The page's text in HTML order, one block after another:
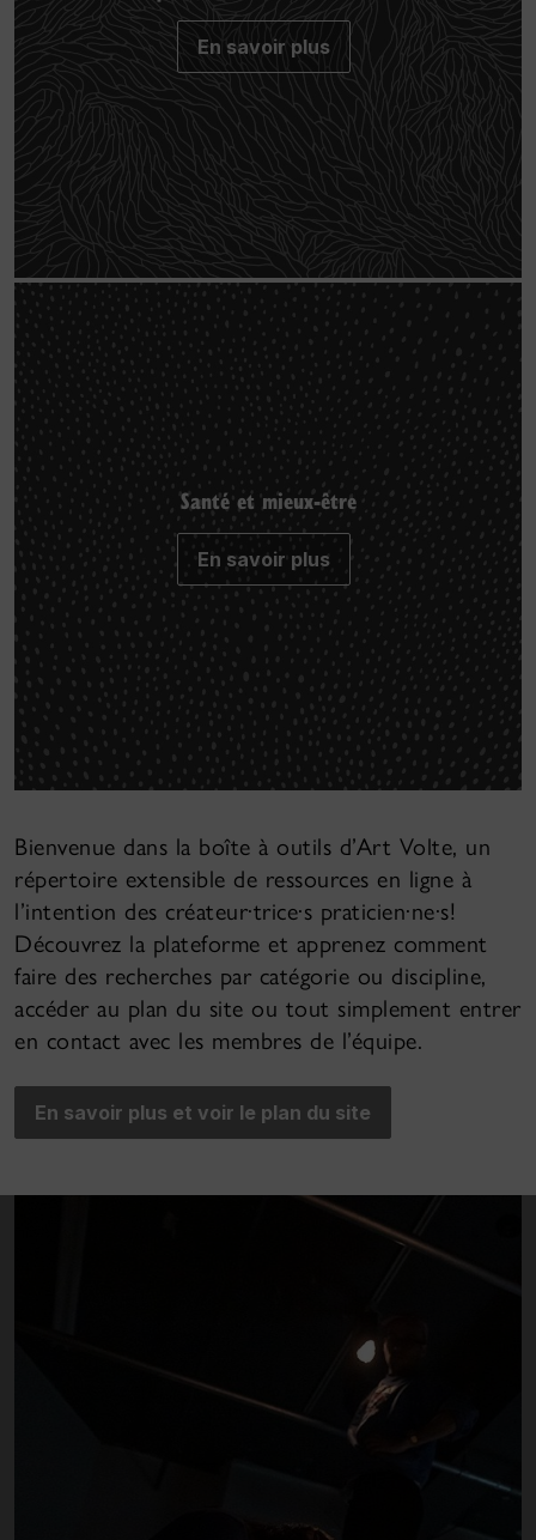
En savoir plus
Santé et mieux-être
En savoir plus
Bienvenue dans la boîte à outils d’Art Volte, un
répertoire extensible de ressources en ligne à
l’intention des créateur·trice·s praticien·ne·s!
Découvrez la plateforme et apprenez comment
faire des recherches par catégorie ou discipline,
accéder au plan du site ou tout simplement entrer
en contact avec les membres de l’équipe.
En savoir plus et voir le plan du site